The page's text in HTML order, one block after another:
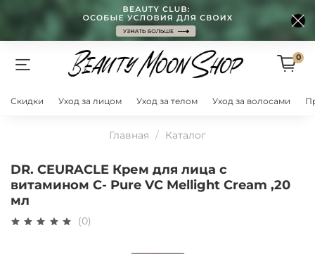
0
Скидки Уход за лицом Уход за телом Уход за волосами
Главная Каталог
DR. CEURACLE Крем для лица с
витамином С- Pure VC Mellight Cream ,20
мл
(0)